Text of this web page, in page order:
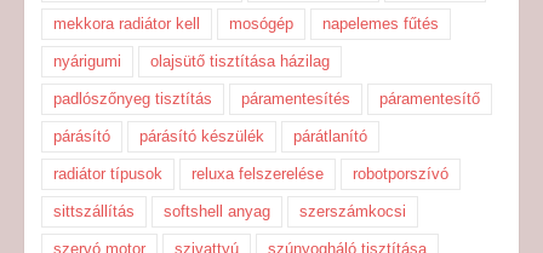
mekkora radiátor kell mosógép napelemes fűtés
nyárigumi olajsütő tisztítása házilag
padlószőnyeg tisztítás páramentesítés páramentesítő
párásító párásító készülék párátlanító
radiátor típusok reluxa felszerelése robotporszívó
sittszállítás softshell anyag szerszámkocsi
szervó motor szivattyú szúnyogháló tisztítása